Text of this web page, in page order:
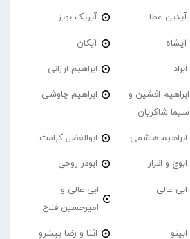
آیدین عطا آیریک بویز
آیشاه آیکان
اَبراد ابراهیم ارزانی
ابراهیم افشین و
سیما شاکریان
ابراهیم چاوشی
ابراهیم هاشمی ابوالفضل کرامت
ابوچ و اقرار ابوذر روحی
ابی عالی
ابی عالی و
امیرحسین فلاح
ابینو اثنا و رضا پیشرو